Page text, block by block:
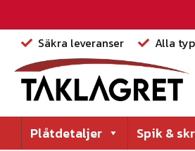
Säkra leveranser Alla
Plåtdetaljer Spik &